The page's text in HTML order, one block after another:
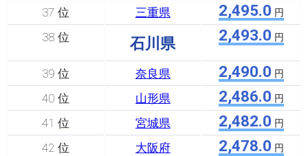
37 位 三重県 2,495.0 円
38 位 石川県 2,493.0 円
39 位 奈良県 2,490.0 円
40 位 山形県 2,486.0 円
41 位 宮城県 2,482.0 円
42 位 大阪府 2,478.0 円